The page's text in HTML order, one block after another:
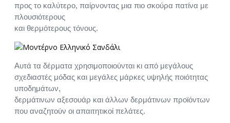
προς το καλύτερο, παίρνοντας μια πιο σκούρα πατίνα με
πλουσιότερους
και θερμότερους τόνους.
Αυτά τα δέρματα χρησιμοποιούνται κι από μεγάλους
σχεδιαστές μόδας και μεγάλες μάρκες υψηλής ποιότητας
υποδημάτων,
δερμάτινων αξεσουάρ και άλλων δερμάτινων προϊόντων
που αναζητούν οι απαιτητικοί πελάτες.